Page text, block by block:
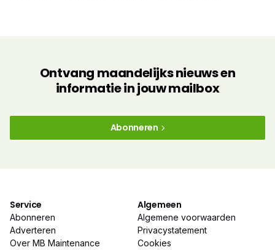
Ontvang maandelijks nieuws en
informatie in jouw mailbox
Abonneren
Service
Abonneren
Adverteren
Over MB Maintenance
Algemeen
Algemene voorwaarden
Privacystatement
Cookies